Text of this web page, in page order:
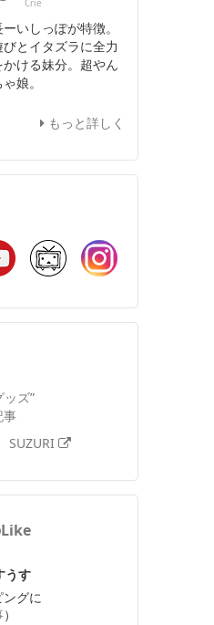
Crie
いしっぽが特徴。
びとイタズラに全力
かける妹分。超やん
娘。
もっと詳しく
YouTube ニコニコ動画
事
SUZURI
うす
グに
）